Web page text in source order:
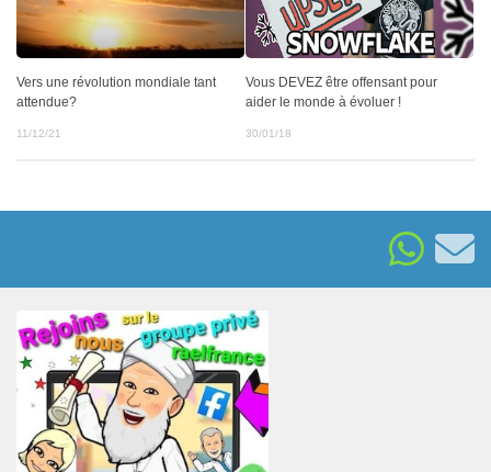
Vers une révolution mondiale tant
attendue?
11/12/21
Vous DEVEZ être offensant pour
aider le monde à évoluer !
30/01/18